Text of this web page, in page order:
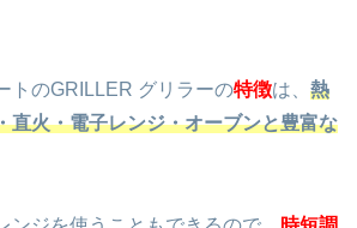
トのGRILLER グリラーの特徴は、 熱
直火・電子レンジ・オーブンと豊富な